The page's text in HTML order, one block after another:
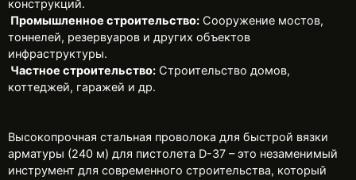
конструкций.
Промышленное строительство: Сооружение мостов,
тоннелей, резервуаров и других объектов
инфраструктуры.
Частное строительство: Строительство домов,
коттеджей, гаражей и др.
Высокопрочная стальная проволока для быстрой вязки
арматуры (240 м) для пистолета D-37 – это незаменимый
инструмент для современного строительства, который